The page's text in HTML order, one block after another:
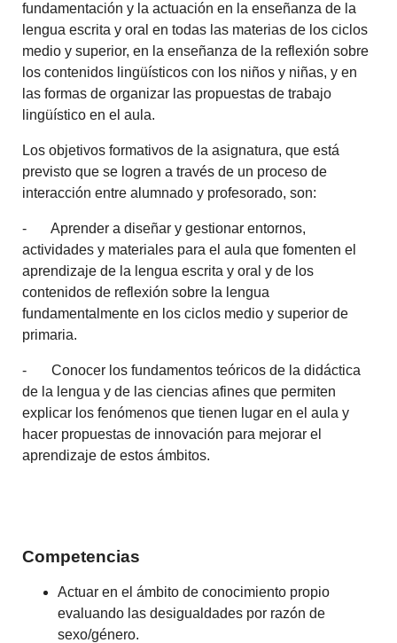
fundamentación y la actuación en la enseñanza de la
lengua escrita y oral en todas las materias de los ciclos
medio y superior, en la enseñanza de la reflexión sobre
los contenidos lingüísticos con los niños y niñas, y en
las formas de organizar las propuestas de trabajo
lingüístico en el aula.
Los objetivos formativos de la asignatura, que está
previsto que se logren a través de un proceso de
interacción entre alumnado y profesorado, son:
- Aprender a diseñar y gestionar entornos,
actividades y materiales para el aula que fomenten el
aprendizaje de la lengua escrita y oral y de los
contenidos de reflexión sobre la lengua
fundamentalmente en los ciclos medio y superior de
primaria.
- Conocer los fundamentos teóricos de la didáctica
de la lengua y de las ciencias afines que permiten
explicar los fenómenos que tienen lugar en el aula y
hacer propuestas de innovación para mejorar el
aprendizaje de estos ámbitos.
Competencias
Actuar en el ámbito de conocimiento propio
evaluando las desigualdades por razón de
sexo/género.